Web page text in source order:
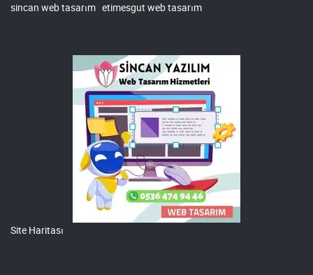
sincan web tasarım etimesgut web tasarım
Site Haritası